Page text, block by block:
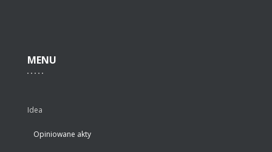
MENU
Idea
Opiniowane akty